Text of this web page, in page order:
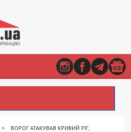
>
ВОРОГ АТАКУВАВ КРИВИЙ РІГ,